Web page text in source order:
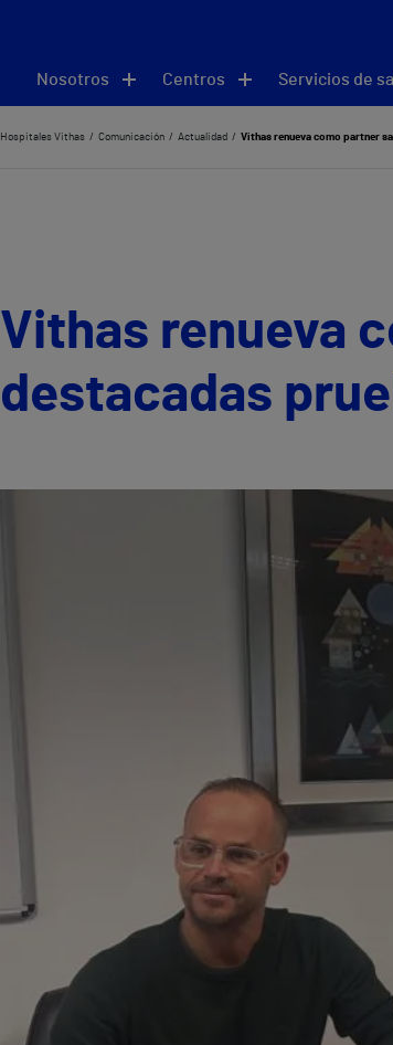
Nosotros Centros Servicios de
Hospitales Vithas Comunicación Actualidad Vithas renueva como partner
Vithas renueva
destacadas